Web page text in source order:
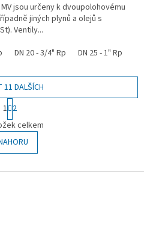
jsou určeny k dvoupolohovému
jiných plynů a olejů s
Ventily...
DN 20 - 3/4" Rp DN 25 - 1" Rp
O
v
l
á
11 DALŠÍCH
S
t
r
á
n
k
v
1 2
celkem